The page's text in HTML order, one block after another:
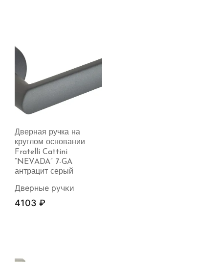
Дверная ручка на
круглом основании
Fratelli Cattini
“NEVADA” 7-GA
антрацит серый
Дверные ручки
4103 ₽